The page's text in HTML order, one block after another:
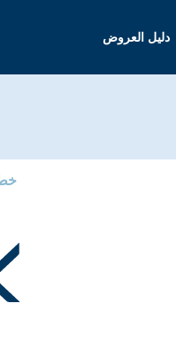
دليل العروض
خطأ